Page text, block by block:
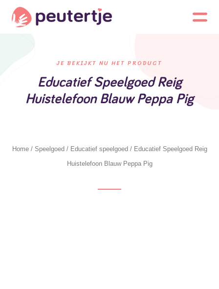
JE BEKIJKT NU HET PRODUCT
Educatief Speelgoed Reig
Huistelefoon Blauw Peppa Pig
Home/ Speelgoed / Educatief speelgoed / Educatief Speelgoed Reig
Huistelefoon Blauw Peppa Pig